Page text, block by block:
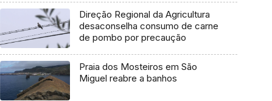
Direção Regional da Agricultura
desaconselha consumo de carne
de pombo por precaução
Praia dos Mosteiros em São
Miguel reabre a banhos